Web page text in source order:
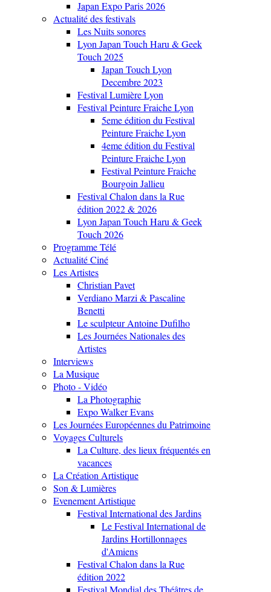
Japan Expo Paris 2026
Actualité des festivals
Les Nuits sonores
Lyon Japan Touch Haru & Geek
Touch 2025
Japan Touch Lyon
Decembre 2023
Festival Lumière Lyon
Festival Peinture Fraiche Lyon
5eme édition du Festival
Peinture Fraiche Lyon
4eme édition du Festival
Peinture Fraiche Lyon
Festival Peinture Fraiche
Bourgoin Jallieu
Festival Chalon dans la Rue
édition 2022 & 2026
Lyon Japan Touch Haru & Geek
Touch 2026
Programme Télé
Actualité Ciné
Les Artistes
Christian Pavet
Verdiano Marzi & Pascaline
Benetti
Le sculpteur Antoine Dufilho
Les Journées Nationales des
Artistes
Interviews
La Musique
Photo - Vidéo
La Photographie
Expo Walker Evans
Les Journées Européennes du Patrimoine
Voyages Culturels
La Culture, des lieux fréquentés en
vacances
La Création Artistique
Son & Lumières
Evenement Artistique
Festival International des Jardins
Le Festival International de
Jardins Hortillonnages
d'Amiens
Festival Chalon dans la Rue
édition 2022